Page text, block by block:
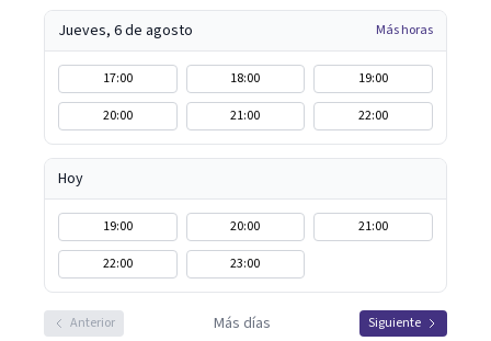
Jueves, 6 de agosto Más horas
17:00 18:00
19:00
20:00
21:00 22:00
Hoy
19:00 20:00
21:00
22:00
23:00
Anterior Más días Siguiente